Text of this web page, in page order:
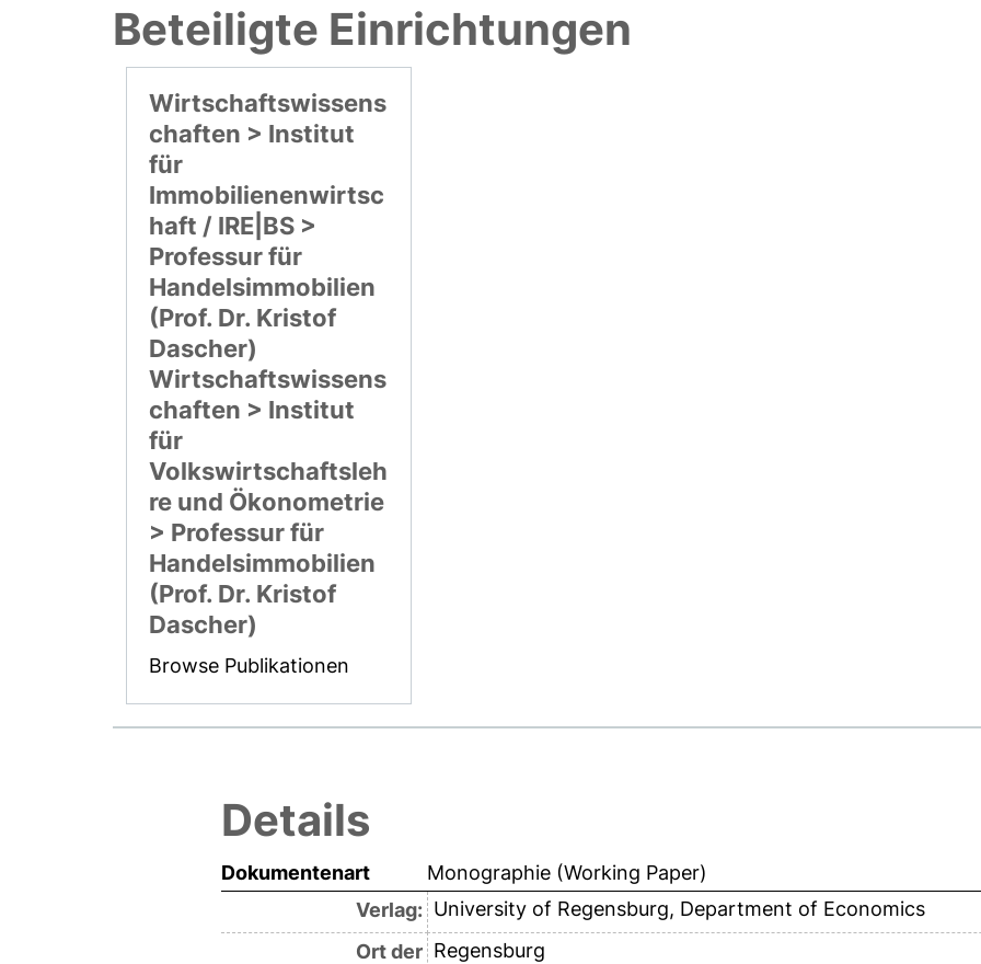
Beteiligte Einrichtungen
Wirtschaftswissens
chaften > Institut
für
Immobilienenwirtsc
haft / IRE|BS >
Professur für
Handelsimmobilien
(Prof. Dr. Kristof
Dascher)
Wirtschaftswissens
chaften > Institut
für
Volkswirtschaftsleh
re und Ökonometrie
> Professur für
Handelsimmobilien
(Prof. Dr. Kristof
Dascher)
Browse Publikationen
Details
Dokumentenart
Monographie (Working Paper)
Verlag: University of Regensburg, Department of Economics
Ort der Regensburg